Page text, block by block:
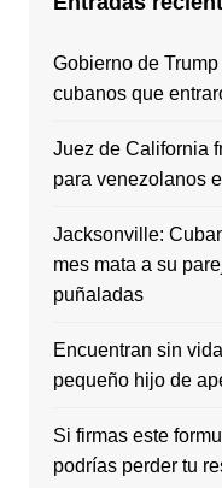
Gobierno de
cubanos que
Juez de California
para venezolanos
Jacksonville:
mes mata a su
puñaladas
Encuentran sin
pequeño hijo de
Si firmas este
podrías perder tu